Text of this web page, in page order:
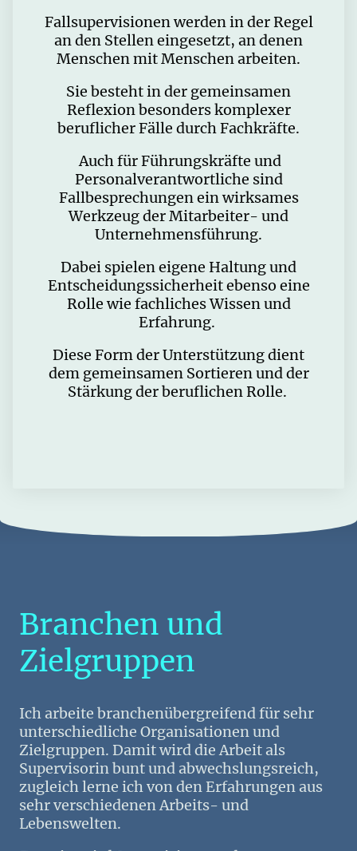
Fallsupervisionen werden in der Regel
an den Stellen eingesetzt, an denen
Menschen mit Menschen arbeiten.
Sie besteht in der gemeinsamen
Reflexion besonders komplexer
beruflicher Fälle durch Fachkräfte.
Auch für Führungskräfte und
Personalverantwortliche sind
Fallbesprechungen ein wirksames
Werkzeug der Mitarbeiter- und
Unternehmensführung.
Dabei spielen eigene Haltung und
Entscheidungssicherheit ebenso eine
Rolle wie fachliches Wissen und
Erfahrung.
Diese Form der Unterstützung dient
dem gemeinsamen Sortieren und der
Stärkung der beruflichen Rolle.
Branchen und
Zielgruppen
Ich arbeite branchenübergreifend für sehr
unterschiedliche Organisationen und
Zielgruppen. Damit wird die Arbeit als
Supervisorin bunt und abwechslungsreich,
zugleich lerne ich von den Erfahrungen aus
sehr verschiedenen Arbeits- und
Lebenswelten.